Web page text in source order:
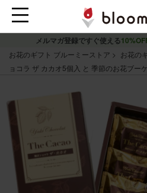
メルマガ登録ですぐ使える
お花のギフト ブルーミーストア
お花の
ョコラ ザ カカオ5個入 と 季節のお花ブー